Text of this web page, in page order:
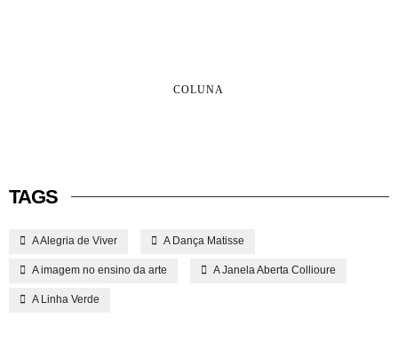
COLUNA
TAGS
A Alegria de Viver A Dança Matisse
A imagem no ensino da arte A Janela Aberta Collioure
A Linha Verde